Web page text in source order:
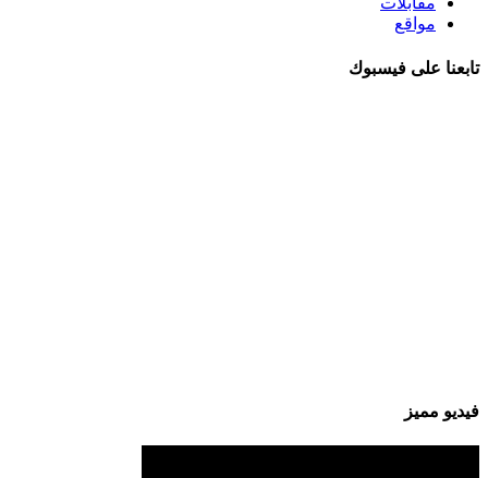
مواقع
تابعنا على فيسبوك
فيديو مميز